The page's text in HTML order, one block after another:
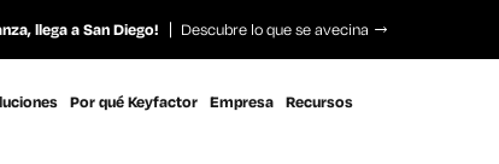
llega a San Diego! Descubre lo que se avecina
Por qué Keyfactor Empresa Recursos